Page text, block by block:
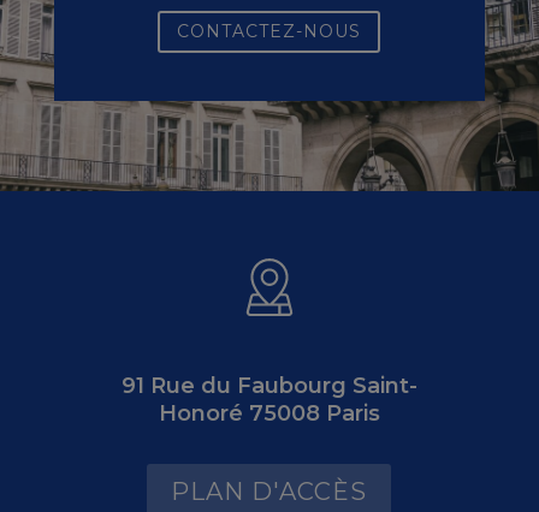
CONTACTEZ-NOUS
91 Rue du Faubourg Saint-
Honoré 75008 Paris
PLAN D'ACCÈS